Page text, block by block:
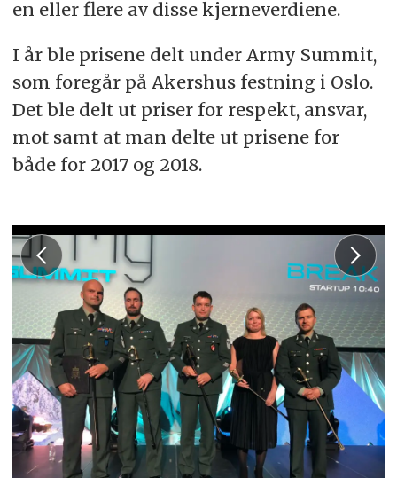
en eller flere av disse kjerneverdiene.
I år ble prisene delt under Army Summit,
som foregår på Akershus festning i Oslo.
Det ble delt ut priser for respekt, ansvar,
mot samt at man delte ut prisene for
både for 2017 og 2018.